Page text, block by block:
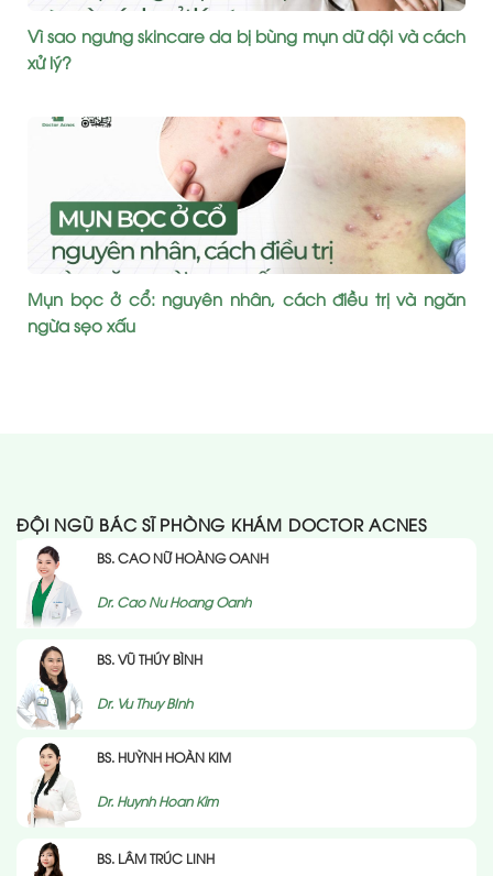
Vì sao ngưng skincare da bị bùng mụn dữ dội và cách
xử lý?
Mụn bọc ở cổ: nguyên nhân, cách điều trị và ngăn
ngừa sẹo xấu
ĐỘI NGŨ BÁC SĨ PHÒNG KHÁM DOCTOR ACNES
BS. CAO NỮ HOÀNG OANH
Dr. Cao Nu Hoang Oanh
BS. VŨ THÚY BÌNH
Dr. Vu Thuy BInh
BS. HUỲNH HOÀN KIM
Dr. Huynh Hoan Kim
BS. LÂM TRÚC LINH